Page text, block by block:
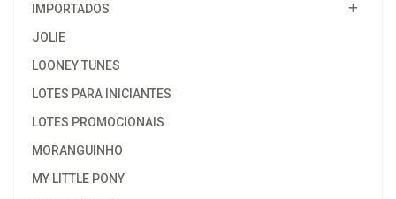
IMPORTADOS
JOLIE
LOONEY TUNES
LOTES PARA INICIANTES
LOTES PROMOCIONAIS
MORANGUINHO
MY LITTLE PONY